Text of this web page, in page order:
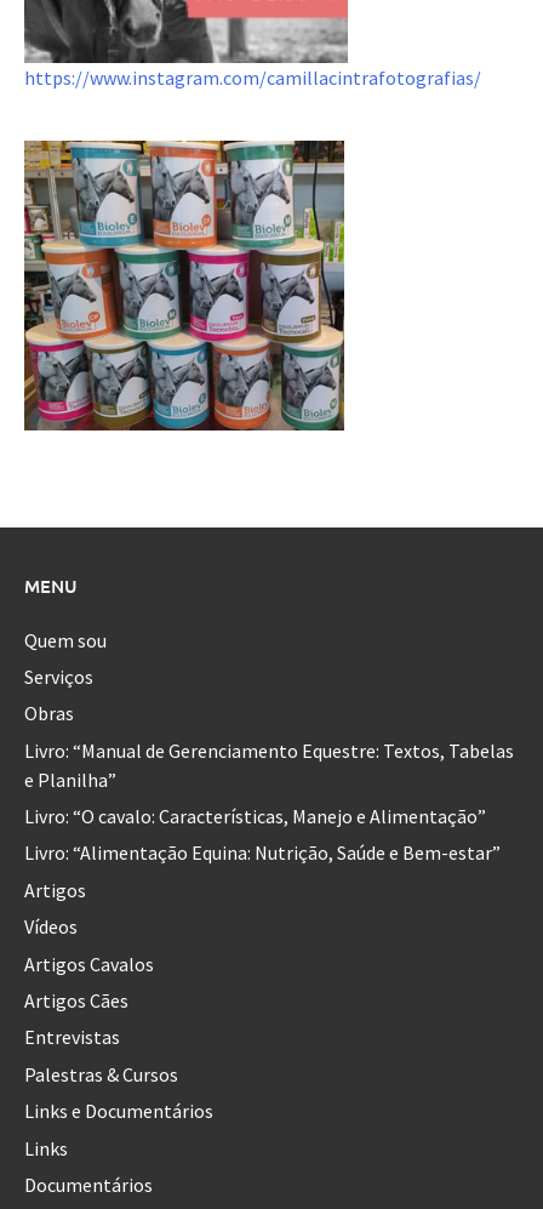
https://www.instagram.com/camillacintrafotografias/
MENU
Quem sou
Serviços
Obras
Livro: “Manual de Gerenciamento Equestre: Textos, Tabelas
e Planilha”
Livro: “O cavalo: Características, Manejo e Alimentação”
Livro: “Alimentação Equina: Nutrição, Saúde e Bem-estar”
Artigos
Vídeos
Artigos Cavalos
Artigos Cães
Entrevistas
Palestras & Cursos
Links e Documentários
Links
Documentários